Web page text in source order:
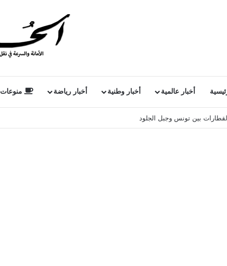
أخبار عالمية أخبار وطنية أخبار رياضة منوعات
بين تونس وجبل الجلود